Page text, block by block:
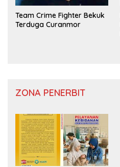
Team Crime Fighter Bekuk
Terduga Curanmor
ZONA PENERBIT